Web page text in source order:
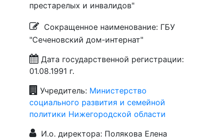
престарелых и инвалидов"
Сокращенное наименование: ГБУ
"Сеченовский дом-интернат"
Дата государственной регистрации:
01.08.1991 г.
Учредитель: Министерство
социального развития и семейной
политики Нижегородской области
И.о. директора: Полякова Елена